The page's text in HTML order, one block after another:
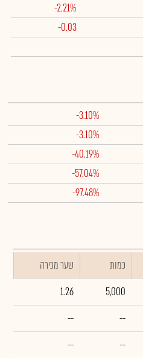
-2.21%
-0.03
-3.10%
-3.10%
-40.19%
-57.04%
-97.48%
כמות
שער מכירה
5,000
1.26
--
--
--
--